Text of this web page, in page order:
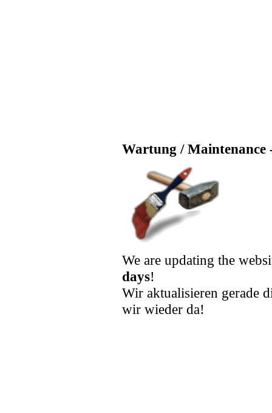
Wartung / Maintenance
We are updating the
days!
Wir aktualisieren gerade
wir wieder da!